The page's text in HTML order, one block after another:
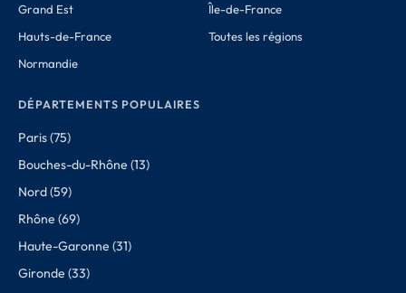
Grand Est
Hauts-de-France
Normandie
Île-de-France
Toutes les régions
DÉPARTEMENTS POPULAIRES
Paris (75)
Bouches-du-Rhône (13)
Nord (59)
Rhône (69)
Haute-Garonne (31)
Gironde (33)